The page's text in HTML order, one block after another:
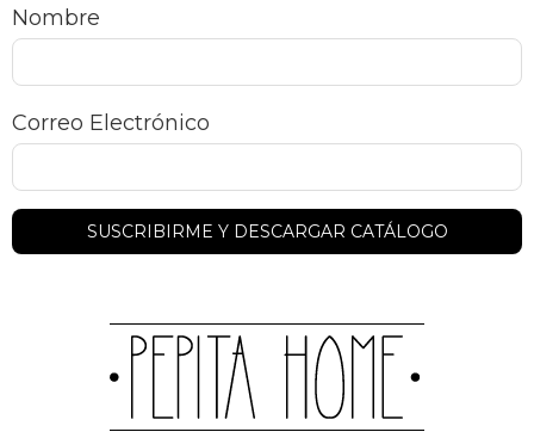
Nombre
Correo Electrónico